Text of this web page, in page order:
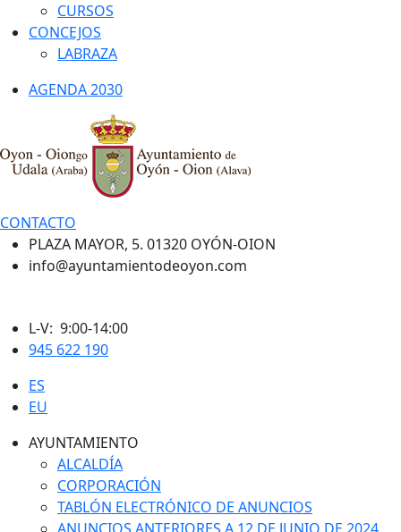
CURSOS
CONCEJOS
LABRAZA
AGENDA 2030
CONTACTO
PLAZA MAYOR, 5. 01320 OYÓN-OION
info@ayuntamientodeoyon.com
L-V: 9:00-14:00
945 622 190
ES
EU
AYUNTAMIENTO
ALCALDÍA
CORPORACIÓN
TABLÓN ELECTRÓNICO DE ANUNCIOS